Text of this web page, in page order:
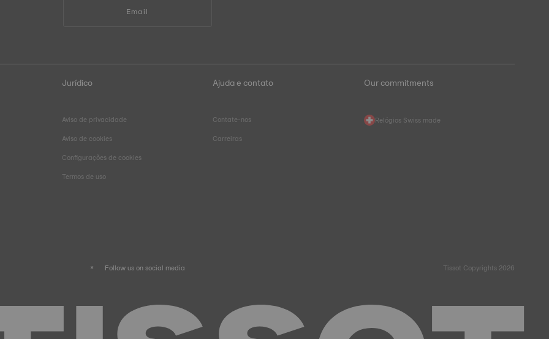
Email
Jurídico
Aviso de privacidade
Aviso de cookies
Configurações de cookies
Termos de uso
Ajuda e contato
Contate-nos
Carreiras
Our commitments
Relógios Swiss made
Follow us on social media Tissot Copyrights 2026